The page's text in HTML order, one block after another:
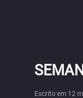
Escrito em 12